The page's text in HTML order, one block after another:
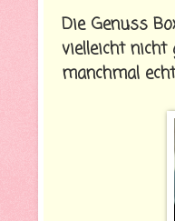
Die Genuss
vielleicht nicht
manchmal